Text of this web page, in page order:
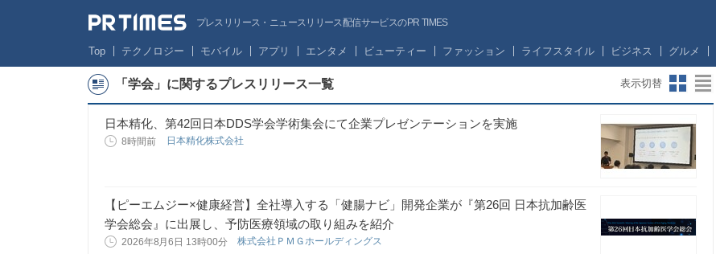
プレスリリース・ニュースリリース配信サービスのPR TIMES
Top テクノロジー モバイル アプリ エンタメ ビューティー ファッション ライフスタイル ビジネス グルメ
「学会」に関するプレスリリース一覧 表示切替
日本精化、第42回日本DDS学会学術集会にて企業プレゼンテーションを実施
8時間前 日本精化株式会社
【ピーエムジー×健康経営】全社導入する「健腸ナビ」開発企業が『第26回 日本抗加齢医
学会総会』に出展し、予防医療領域の取り組みを紹介
2026年8月6日 13時00分 株式会社ＰＭＧホールディングス